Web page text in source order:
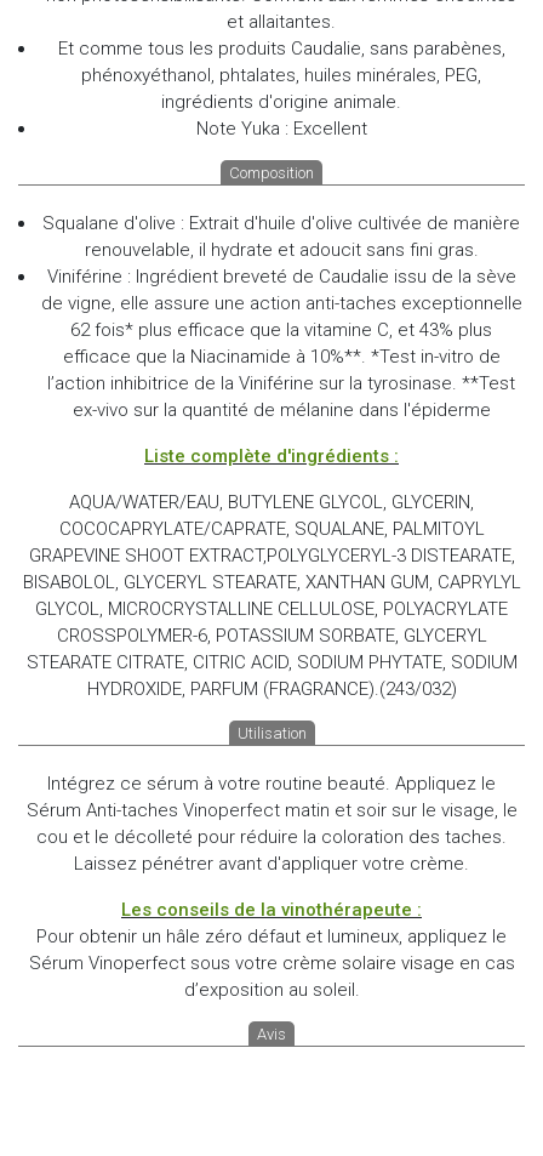
et allaitantes.
Et comme tous les produits Caudalie, sans parabènes,
phénoxyéthanol, phtalates, huiles minérales, PEG,
ingrédients d'origine animale.
Note Yuka : Excellent
Composition
Squalane d'olive : Extrait d'huile d'olive cultivée de manière
renouvelable, il hydrate et adoucit sans fini gras.
Viniférine : Ingrédient breveté de Caudalie issu de la sève
de vigne, elle assure une action anti-taches exceptionnelle
62 fois* plus efficace que la vitamine C, et 43% plus
efficace que la Niacinamide à 10%**. *Test in-vitro de
l’action inhibitrice de la Viniférine sur la tyrosinase. **Test
ex-vivo sur la quantité de mélanine dans l'épiderme
Liste complète d'ingrédients :
AQUA/WATER/EAU, BUTYLENE GLYCOL, GLYCERIN,
COCOCAPRYLATE/CAPRATE, SQUALANE, PALMITOYL
GRAPEVINE SHOOT EXTRACT,POLYGLYCERYL-3 DISTEARATE,
BISABOLOL, GLYCERYL STEARATE, XANTHAN GUM, CAPRYLYL
GLYCOL, MICROCRYSTALLINE CELLULOSE, POLYACRYLATE
CROSSPOLYMER-6, POTASSIUM SORBATE, GLYCERYL
STEARATE CITRATE, CITRIC ACID, SODIUM PHYTATE, SODIUM
HYDROXIDE, PARFUM (FRAGRANCE).(243/032)
Utilisation
Intégrez ce sérum à votre routine beauté. Appliquez le
Sérum Anti-taches Vinoperfect matin et soir sur le visage, le
cou et le décolleté pour réduire la coloration des taches.
Laissez pénétrer avant d'appliquer votre crème.
Les conseils de la vinothérapeute :
Pour obtenir un hâle zéro défaut et lumineux, appliquez le
Sérum Vinoperfect sous votre crème solaire visage en cas
d’exposition au soleil.
Avis